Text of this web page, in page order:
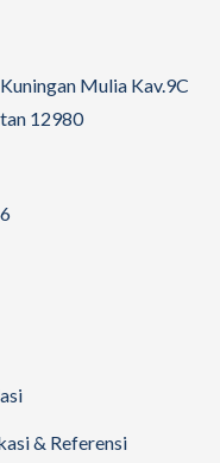
Mulia Kav.9C
12980
& Referensi